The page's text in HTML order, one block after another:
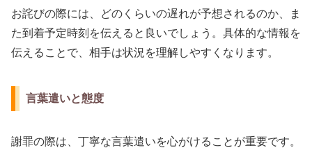
お詫びの際には、どのくらいの遅れが予想されるのか、ま
た到着予定時刻を伝えると良いでしょう。具体的な情報を
伝えることで、相手は状況を理解しやすくなります。
言葉遣いと態度
謝罪の際は、丁寧な言葉遣いを心がけることが重要です。